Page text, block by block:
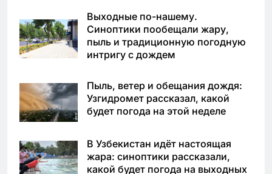
Выходные по-нашему.
Синоптики пообещали жару,
пыль и традиционную погодную
интригу с дождем
Пыль, ветер и обещания дождя:
Узгидромет рассказал, какой
будет погода на этой неделе
В Узбекистан идёт настоящая
жара: синоптики рассказали,
какой будет погода на выходных